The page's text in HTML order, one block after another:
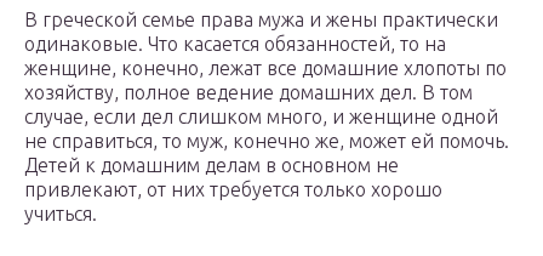
В греческой семье права мужа и жены практически
одинаковые. Что касается обязанностей, то на
женщине, конечно, лежат все домашние хлопоты по
хозяйству, полное ведение домашних дел. В том
случае, если дел слишком много, и женщине одной
не справиться, то муж, конечно же, может ей помочь.
Детей к домашним делам в основном не
привлекают, от них требуется только хорошо
учиться.